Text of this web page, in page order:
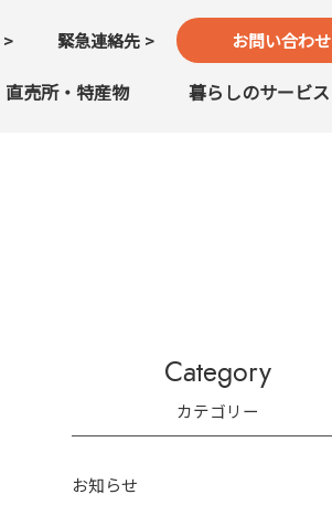
緊急連絡先 お問い合わせ
直売所・特産物 暮らしのサービス
Category
カテゴリー
お知らせ